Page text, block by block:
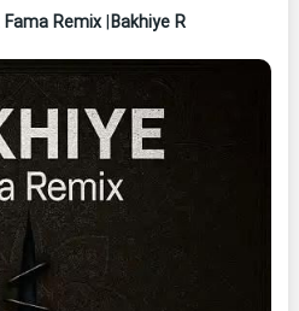
Fama Remix|Bakhiye R